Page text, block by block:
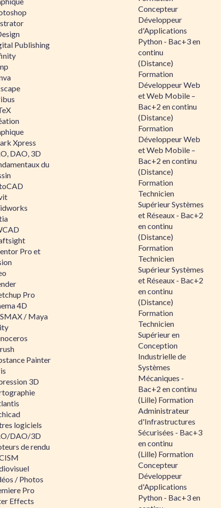
Publishing
Xpress
DAO, 3D
du
Pro et
Pro
4D
/ Maya
Painter
3D
logiciels
DAO/3D
de rendu
/ Photos
Pro
Effects
Concepteur
Développeur
d'Applications
Python - Bac+3 en
continu
(Distance)
Formation
Développeur Web
et Web Mobile –
Bac+2 en continu
(Distance)
Formation
Développeur Web
et Web Mobile –
Bac+2 en continu
(Distance)
Formation
Technicien
Supérieur Systèmes
et Réseaux - Bac+2
en continu
(Distance)
Formation
Technicien
Supérieur Systèmes
et Réseaux - Bac+2
en continu
(Distance)
Formation
Technicien
Supérieur en
Conception
Industrielle de
Systèmes
Mécaniques -
Bac+2 en continu
(Lille) Formation
Administrateur
d'Infrastructures
Sécurisées - Bac+3
en continu
(Lille) Formation
Concepteur
Développeur
d'Applications
Python - Bac+3 en